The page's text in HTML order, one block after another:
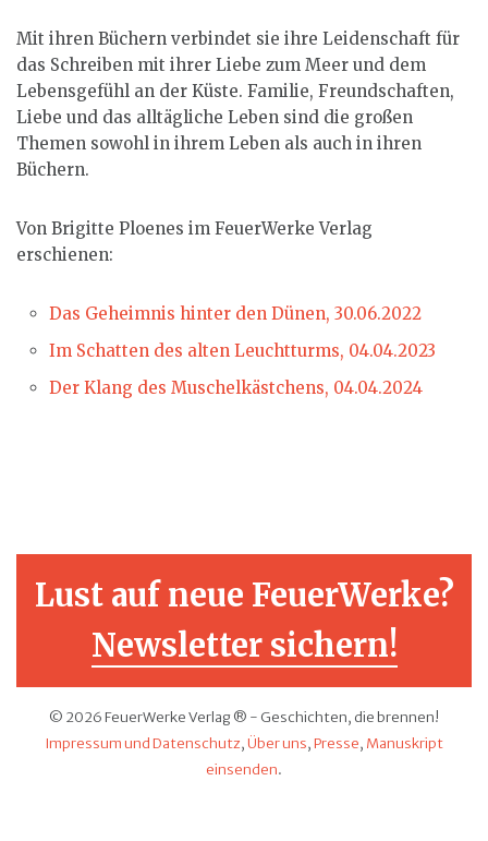
Mit ihren Büchern verbindet sie ihre Leidenschaft für
das Schreiben mit ihrer Liebe zum Meer und dem
Lebensgefühl an der Küste. Familie, Freundschaften,
Liebe und das alltägliche Leben sind die großen
Themen sowohl in ihrem Leben als auch in ihren
Büchern.
Von Brigitte Ploenes im FeuerWerke Verlag
erschienen:
Das Geheimnis hinter den Dünen, 30.06.2022
Im Schatten des alten Leuchtturms, 04.04.2023
Der Klang des Muschelkästchens, 04.04.2024
Lust auf neue FeuerWerke?
Newsletter sichern!
© 2026 FeuerWerke Verlag ® - Geschichten, die brennen!
Impressum und Datenschutz,Über uns,Presse, Manuskript
einsenden.